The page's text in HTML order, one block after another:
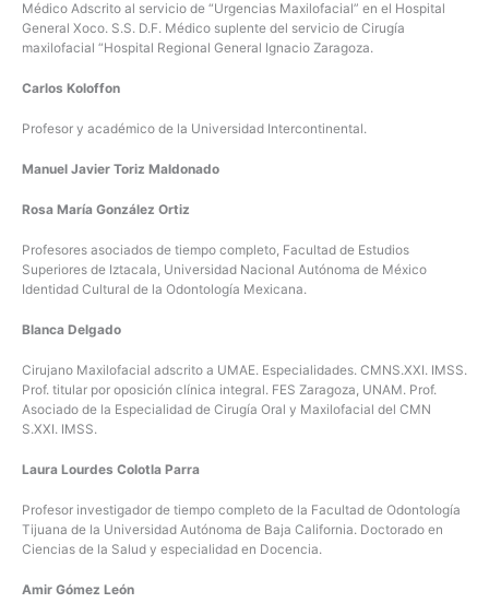
Médico Adscrito al servicio de “Urgencias Maxilofacial” en el Hospital
General Xoco. S.S. D.F. Médico suplente del servicio de Cirugía
maxilofacial “Hospital Regional General Ignacio Zaragoza.
Carlos Koloffon
Profesor y académico de la Universidad Intercontinental.
Manuel Javier Toriz Maldonado
Rosa María González Ortiz
Profesores asociados de tiempo completo, Facultad de Estudios
Superiores de Iztacala, Universidad Nacional Autónoma de México
Identidad Cultural de la Odontología Mexicana.
Blanca Delgado
Cirujano Maxilofacial adscrito a UMAE. Especialidades. CMNS.XXI. IMSS.
Prof. titular por oposición clínica integral. FES Zaragoza, UNAM. Prof.
Asociado de la Especialidad de Cirugía Oral y Maxilofacial del CMN
S.XXI. IMSS.
Laura Lourdes Colotla Parra
Profesor investigador de tiempo completo de la Facultad de Odontología
Tijuana de la Universidad Autónoma de Baja California. Doctorado en
Ciencias de la Salud y especialidad en Docencia.
Amir Gómez León